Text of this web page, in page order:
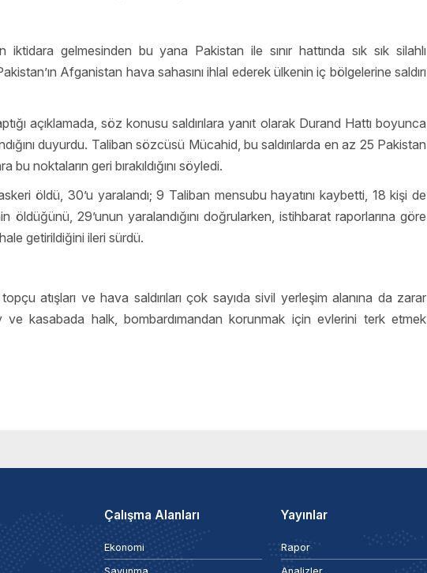
iktidara gelmesinden bu yana Pakistan ile sınır hattında sık sık silahlı
Afganistan hava sahasını ihlal ederek ülkenin iç bölgelerine saldırı
açıklamada, söz konusu saldırılara yanıt olarak Durand Hattı boyunca
duyurdu. Taliban sözcüsü Mücahid, bu saldırılarda en az 25 Pakistan
noktaların geri bırakıldığını söyledi.
öldü, 30’u yaralandı; 9 Taliban mensubu hayatını kaybetti, 18 kişi de
öldüğünü, 29’unun yaralandığını doğrularken, istihbarat raporlarına göre
getirildiğini ileri sürdü.
atışları ve hava saldırıları çok sayıda sivil yerleşim alanına da zarar
kasabada halk, bombardımandan korunmak için evlerini terk etmek
Çalışma Alanları
Ekonomi
Yayınlar
Rapor